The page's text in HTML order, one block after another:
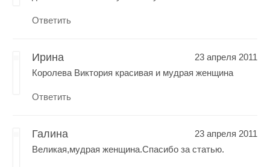
Ответить
Ирина
23 апреля 2011
Королева Виктория красивая и мудрая женщина
Ответить
Галина
23 апреля 2011
Великая,мудрая женщина.Спасибо за статью.